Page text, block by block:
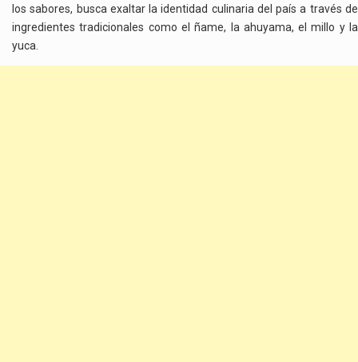
los sabores, busca exaltar la identidad culinaria del país a través de
ingredientes tradicionales como el ñame, la ahuyama, el millo y la
yuca.